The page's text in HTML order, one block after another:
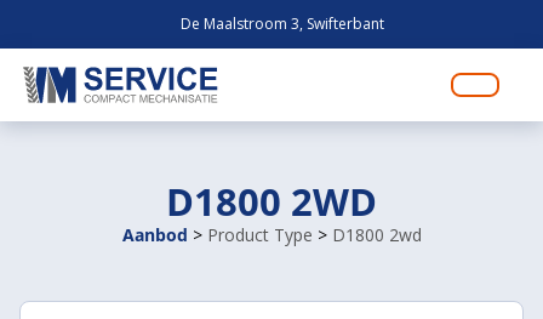
De Maalstroom 3, Swifterbant
D1800 2WD
Aanbod > Product Type > D1800 2wd